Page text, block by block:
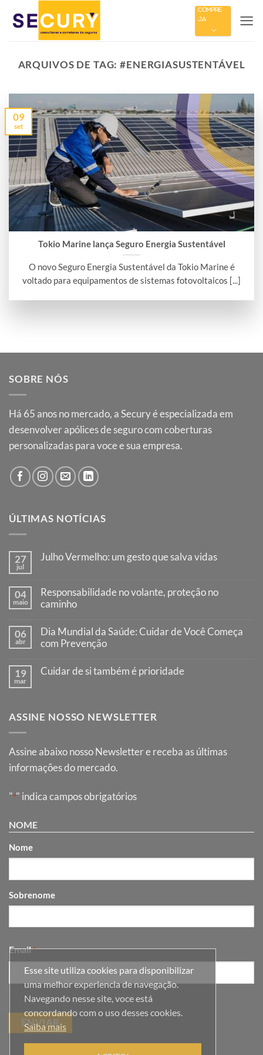
Esse site utiliza cookies para disponibilizar
uma melhor experiencia de navegação.
Navegando nesse site, voce está
concordando com o uso desses cookies.
Saiba mais
COMPRE
JÁ
ARQUIVOS DE TAG:#ENERGIASUSTENTÁVEL
Tokio Marine lança Seguro Energia Sustentável
O novo Seguro Energia Sustentável da Tokio Marine é
voltado para equipamentos de sistemas fotovoltaicos [...]
09
set
SOBRE NÓS
Há 65 anos no mercado, a Secury é especializada em
desenvolver apólices de seguro com coberturas
personalizadas para voce e sua empresa.
ÚLTIMAS NOTÍCIAS
27
jul
Julho Vermelho: um gesto que salva vidas
Julho
Vermelho:
um
que
salva
vidas
04
maio
Responsabilidade no volante, proteção no
caminho
em
Responsabilidade
no
proteção
no
06
abr
Dia Mundial da Saúde: Cuidar de Você Começa
com Prevenção
em
Cuidar
de
com
Prevenção
19
mar
Cuidar de si também é prioridade
de
prioridade
ASSINE NOSSO NEWSLETTER
Assine abaixo nosso Newsletter e receba as últimas
informações do mercado.
"*" indica campos obrigatórios
NOME
Nome
Sobrenome
Email *